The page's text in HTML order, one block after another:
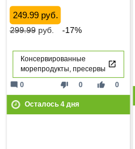
249.99 руб.
299.99руб. -17%
Консервированные
морепродукты, пресервы
thumb_down 0 thumb_up 0
mode_comment 0
Осталось 4дня